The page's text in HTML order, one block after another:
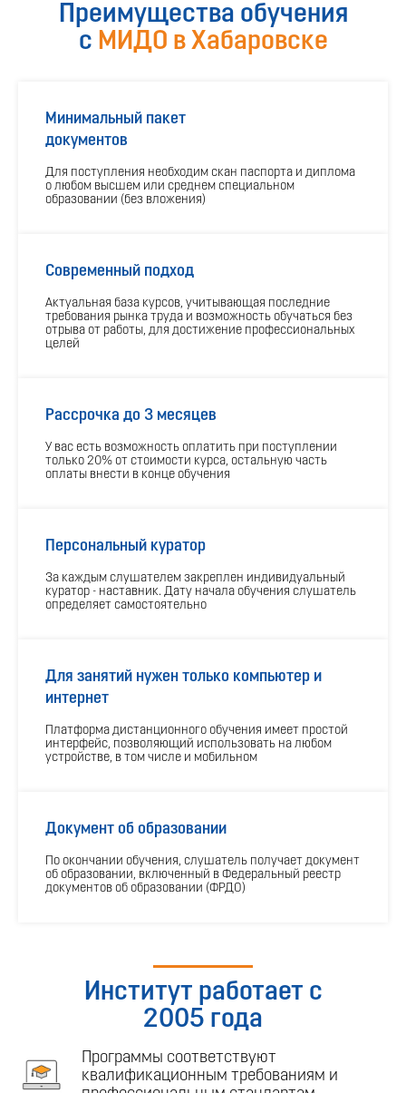
Преимущества обучения
с МИДО в Хабаровске
Минимальный пакет
документов
Для поступления необходим скан паспорта и диплома
о любом высшем или среднем специальном
образовании (без вложения)
Современный подход
Актуальная база курсов, учитывающая последние
требования рынка труда и возможность обучаться без
отрыва от работы, для достижение профессиональных
целей
Рассрочка до 3 месяцев
У вас есть возможность оплатить при поступлении
только 20% от стоимости курса, остальную часть
оплаты внести в конце обучения
Персональный куратор
За каждым слушателем закреплен индивидуальный
куратор - наставник. Дату начала обучения слушатель
определяет самостоятельно
Для занятий нужен только компьютер и
интернет
Платформа дистанционного обучения имеет простой
интерфейс, позволяющий использовать на любом
устройстве, в том числе и мобильном
Документ об образовании
По окончании обучения, слушатель получает документ
об образовании, включенный в Федеральный реестр
документов об образовании (ФРДО)
Институт работает с
2005 года
Программы соответствуют
квалификационным требованиям и